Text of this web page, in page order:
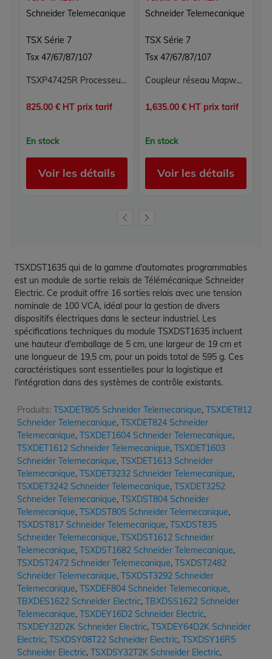
Schneider Telemecanique
TSX Série 7
Tsx 47/67/87/107
TSXP47425R Processeur TSX Série 7 Schneider Telemecanique
825.00 € HT prix tarif
En stock
Voir les détails
Schneider Telemecanique
TSX Série 7
Tsx 47/67/87/107
Coupleur réseau Mapway pour PC TSXMAPCPC742R - Schneider Telemecanique TSX Série 7
1,635.00 € HT prix tarif
En stock
Voir les détails
TSXDST1635 qui de la gamme d'automates programmables
est un module de sortie relais de Télémécanique Schneider
Electric. Ce produit offre 16 sorties relais avec une tension
nominale de 100 VCA, idéal pour la gestion de divers
dispositifs électriques dans le secteur industriel. Les
spécifications techniques du module TSXDST1635 incluent
une hauteur d'emballage de 5 cm, une largeur de 19 cm et
une longueur de 19,5 cm, pour un poids total de 595 g. Ces
caractéristiques sont essentielles pour la logistique et
l'intégration dans des systèmes de contrôle existants.
Produits: TSXDET805 Schneider Telemecanique, TSXDET812
Schneider Telemecanique, TSXDET824 Schneider
Telemecanique, TSXDET1604 Schneider Telemecanique,
TSXDET1612 Schneider Telemecanique, TSXDET1603
Schneider Telemecanique, TSXDET1613 Schneider
Telemecanique, TSXDET3232 Schneider Telemecanique,
TSXDET3242 Schneider Telemecanique, TSXDET3252
Schneider Telemecanique, TSXDST804 Schneider
Telemecanique, TSXDST805 Schneider Telemecanique,
TSXDST817 Schneider Telemecanique, TSXDST835
Schneider Telemecanique, TSXDST1612 Schneider
Telemecanique, TSXDST1682 Schneider Telemecanique,
TSXDST2472 Schneider Telemecanique, TSXDST2482
Schneider Telemecanique, TSXDST3292 Schneider
Telemecanique, TSXDEF804 Schneider Telemecanique,
TBXDES1622 Schneider Electric, TBXDSS1622 Schneider
Telemecanique, TSXDEY16D2 Schneider Electric,
TSXDEY32D2K Schneider Electric, TSXDEY64D2K Schneider
Electric, TSXDSY08T22 Schneider Electric, TSXDSY16R5
Schneider Electric, TSXDSY32T2K Schneider Electric,